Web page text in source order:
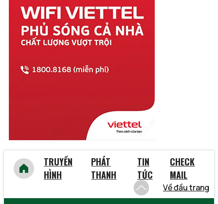
Thừa Thiên Huế
Tiền Giang
Trà Vinh
Tuyên Quang
Vĩnh Phúc
Vũng Tàu
TRUYỀN
HÌNH
PHÁT
THANH
TIN
TỨC
CHECK
MAIL
Về đầu trang